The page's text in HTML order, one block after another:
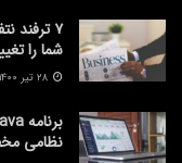
۷ ترفند
شما را
نظامی